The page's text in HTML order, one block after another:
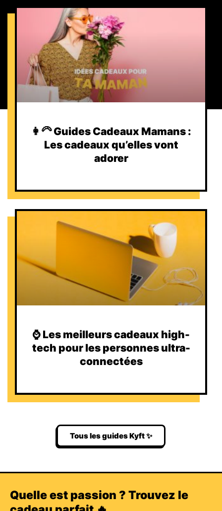
👩‍🦳 Guides Cadeaux Mamans :
Les cadeaux qu’elles vont
adorer
⌚️ Les meilleurs cadeaux high-
tech pour les personnes ultra-
connectées
Tous les guides Kyft ✨
Quelle est passion ? Trouvez le